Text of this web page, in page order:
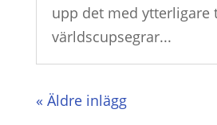
upp det med ytterligare
världscupsegrar...
« Äldre inlägg